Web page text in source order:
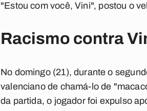
"Estou com você, Vini", postou o
Racismo contra
No domingo (21), durante o
valenciano de chamá-lo de
da partida, o jogador foi expulso